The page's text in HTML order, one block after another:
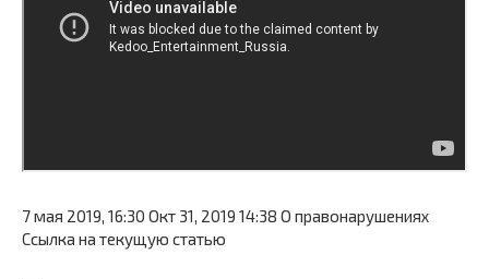
7 мая 2019, 16:30 Окт 31, 2019 14:38 О правонарушениях
Ссылка на текущую статью